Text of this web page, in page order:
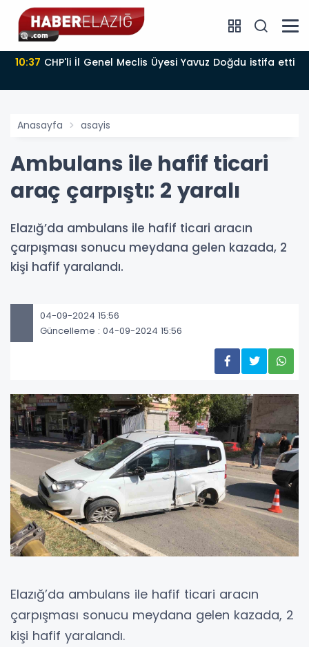
10:37 CHP'li İl Genel Meclis Üyesi Yavuz Doğdu istifa etti
Anasayfa asayis
Ambulans ile hafif ticari
araç çarpıştı: 2 yaralı
Elazığ’da ambulans ile hafif ticari aracın
çarpışması sonucu meydana gelen kazada, 2
kişi hafif yaralandı.
04-09-2024 15:56
Güncelleme : 04-09-2024 15:56
Elazığ’da ambulans ile hafif ticari aracın
çarpışması sonucu meydana gelen kazada, 2
kişi hafif yaralandı.